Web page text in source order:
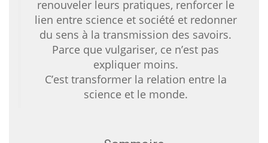
renouveler leurs pratiques, renforcer le
lien entre science et société et redonner
du sens à la transmission des savoirs.
Parce que vulgariser, ce n’est pas
expliquer moins.
C’est transformer la relation entre la
science et le monde.